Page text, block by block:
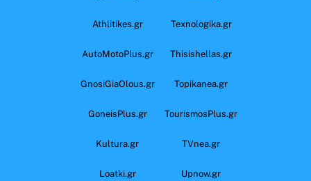
Athlitikes.gr Texnologika.gr
AutoMotoPlus.gr Thisishellas.gr
GnosiGiaOlous.gr Topikanea.gr
GoneisPlus.gr TourismosPlus.gr
Kultura.gr TVnea.gr
Loatki.gr Upnow.gr